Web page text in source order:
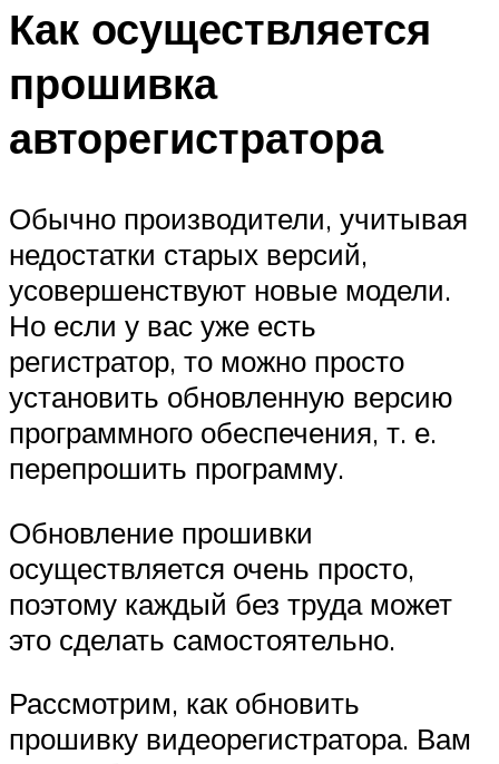
Как осуществляется
прошивка
авторегистратора
Обычно производители, учитывая
недостатки старых версий,
усовершенствуют новые модели.
Но если у вас уже есть
регистратор, то можно просто
установить обновленную версию
программного обеспечения, т. е.
перепрошить программу.
Обновление прошивки
осуществляется очень просто,
поэтому каждый без труда может
это сделать самостоятельно.
Рассмотрим, как обновить
прошивку видеорегистратора. Вам